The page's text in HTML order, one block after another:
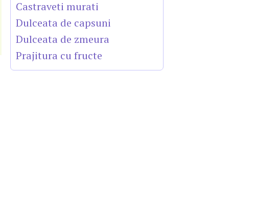
Castraveti murati
Dulceata de capsuni
Dulceata de zmeura
Prajitura cu fructe